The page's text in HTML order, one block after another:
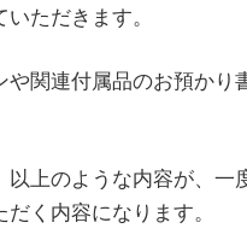
ただきます。
関連付属品のお預かり
以上のような内容が、一
く内容になります。